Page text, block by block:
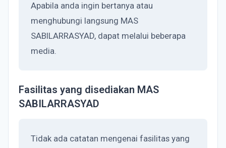
Apabila anda ingin bertanya atau
menghubungi langsung MAS
SABILARRASYAD, dapat melalui beberapa
media.
Fasilitas yang disediakan MAS
SABILARRASYAD
Tidak ada catatan mengenai fasilitas yang